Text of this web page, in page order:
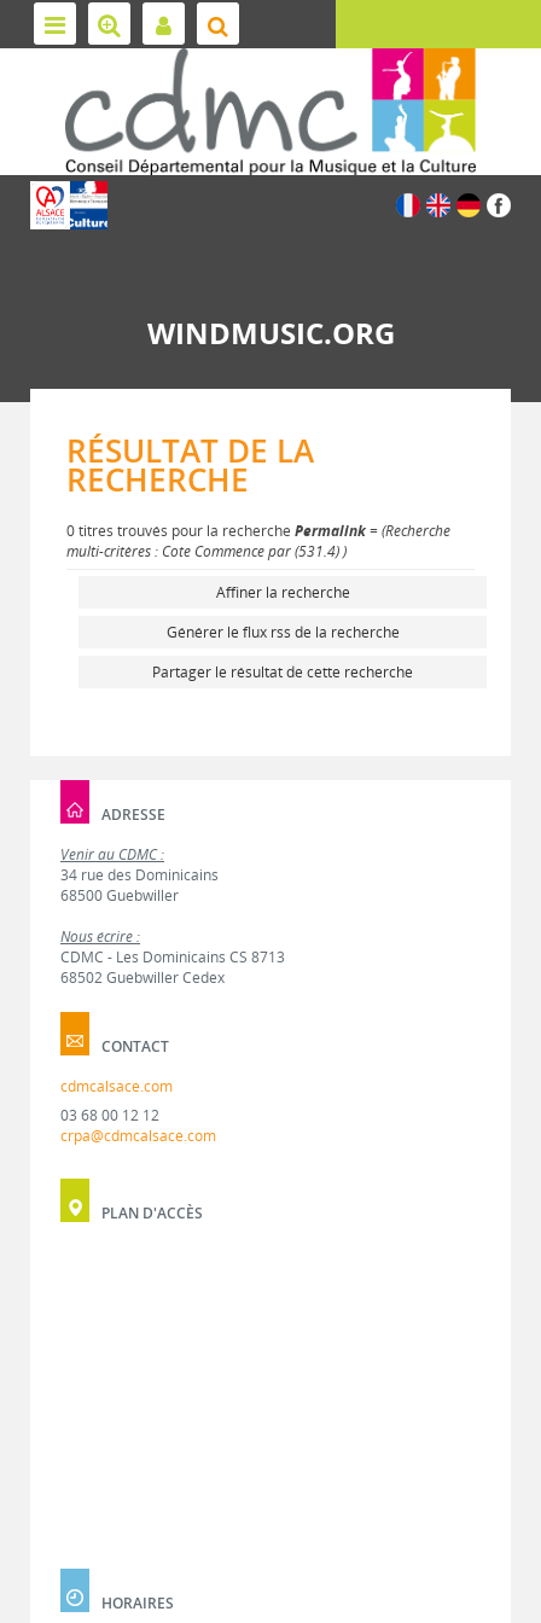
WINDMUSIC.ORG
RÉSULTAT DE LA
RECHERCHE
0 titres trouvés pour la recherche Permalink= (Recherche
multi-critères : Cote Commence par (531.4) )
Affiner la recherche
Générer le flux rss de la recherche
Partager le résultat de cette recherche
ADRESSE
Venir au CDMC :
34 rue des Dominicains
68500 Guebwiller
Nous écrire :
CDMC - Les Dominicains CS 8713
68502 Guebwiller Cedex
CONTACT
cdmcalsace.com
03 68 00 12 12
crpa@cdmcalsace.com
PLAN D'ACCÈS
HORAIRES